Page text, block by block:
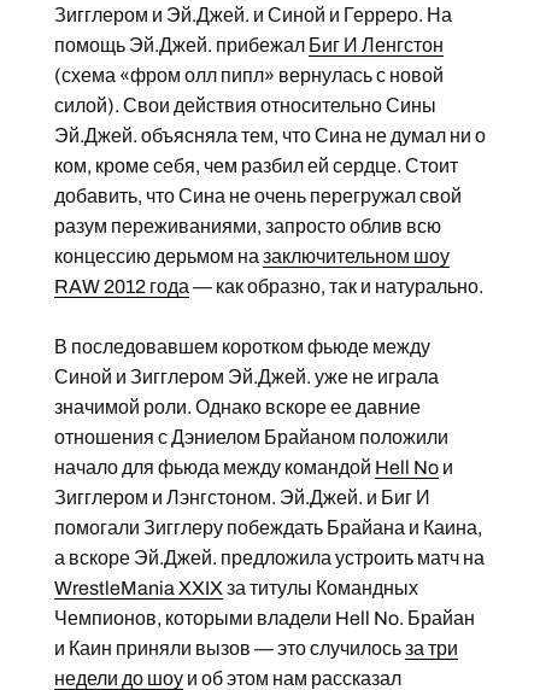
Зигглером и Эй.Джей. и Синой и Герреро. На
помощь Эй.Джей. прибежал Биг И Ленгстон
(схема «фром олл пипл» вернулась с новой
силой). Свои действия относительно Сины
Эй.Джей. объясняла тем, что Сина не думал ни о
ком, кроме себя, чем разбил ей сердце. Стоит
добавить, что Сина не очень перегружал свой
разум переживаниями, запросто облив всю
концессию дерьмом на заключительном шоу
RAW 2012 года — как образно, так и натурально.
В последовавшем коротком фьюде между
Синой и Зигглером Эй.Джей. уже не играла
значимой роли. Однако вскоре ее давние
отношения с Дэниелом Брайаном положили
начало для фьюда между командой Hell Noи
Зигглером и Лэнгстоном. Эй.Джей. и Биг И
помогали Зигглеру побеждать Брайана и Каина,
а вскоре Эй.Джей. предложила устроить матч на
WrestleMania XXIX за титулы Командных
Чемпионов, которыми владели Hell No. Брайан
и Каин приняли вызов — это случилосьза три
недели до шоуи об этом нам рассказал